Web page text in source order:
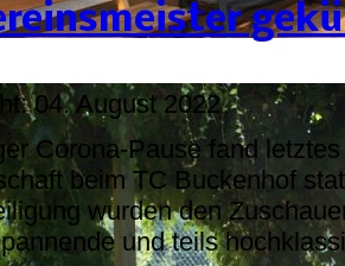
04. August 2022
Corona-Pause fand
beim TC Buckenhof
wurden den
und teils